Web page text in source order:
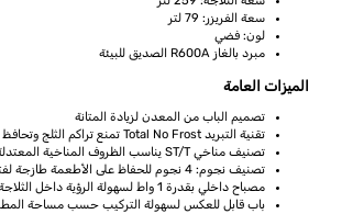
سعة الفريزر: 79 لتر
لون: فضي
مبرد بالغاز R600A الصديق للبيئة
الميزات العامة
تصميم الباب من المعدن لزيادة المتانة
تقنية التبريد Total No Frost تمنع تراكم الثلج وتحافظ على درجة حرارة ثابتة
تصنيف مناخي ST/T يناسب الظروف المناخية المعتدلة والحارة
تصنيف نجوم: 4 نجوم للحفاظ على الأطعمة طازجة لفترة أطول
مصباح داخلي بقدرة 1 واط لسهولة الرؤية داخل الثلاجة
باب قابل للعكس لسهولة التركيب حسب مساحة